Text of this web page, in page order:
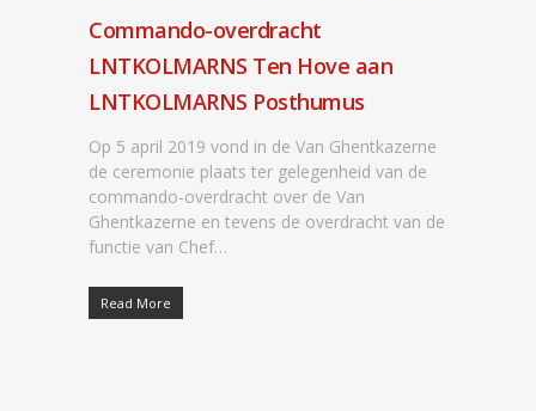
Commando-overdracht
LNTKOLMARNS Ten Hove aan
LNTKOLMARNS Posthumus
Op 5 april 2019 vond in de Van Ghentkazerne
de ceremonie plaats ter gelegenheid van de
commando-overdracht over de Van
Ghentkazerne en tevens de overdracht van de
functie van Chef…
Read More